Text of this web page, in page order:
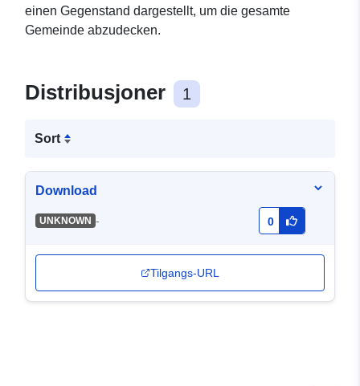
einen Gegenstand dargestellt, um die gesamte
Gemeinde abzudecken.
Distribusjoner 1
Sort
Download
UNKNOWN - 0
Tilgangs-URL